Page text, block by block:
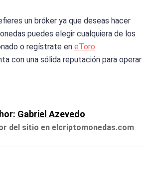
un bróker ya que deseas hacer
puedes elegir cualquiera de los
o regístrate en eToro
con una sólida reputación para operar
Gabriel Azevedo
del sitio en elcriptomonedas.com